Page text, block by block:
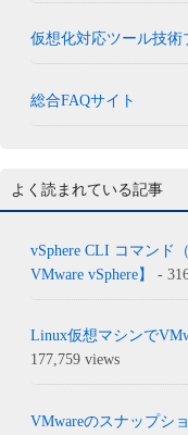
仮想化対応ツール技術
総合FAQサイト
よく読まれている記事
vSphere CLI コマンド
VMware vSphere】
-
Linux仮想マシンで
177,759 views
VMwareのスナップシ